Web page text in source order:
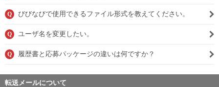
Q びびなびで使用できるファイル形式を教えてください。
Q ユーザ名を変更したい。
Q 履歴書と応募パッケージの違いは何ですか？
転送メールについて